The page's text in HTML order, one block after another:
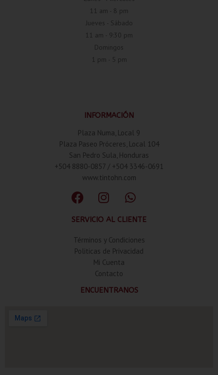
11 am - 8 pm
Jueves - Sábado
11 am - 9:30 pm
Domingos
1 pm - 5 pm
INFORMACIÓN
Plaza Numa, Local 9
Plaza Paseo Próceres, Local 104
San Pedro Sula, Honduras
+504 8880-0857 / +504 3346-0691
www.tintohn.com
SERVICIO AL CLIENTE
Términos y Condiciones
Politicas de Privacidad
Mi Cuenta
Contacto
ENCUENTRANOS